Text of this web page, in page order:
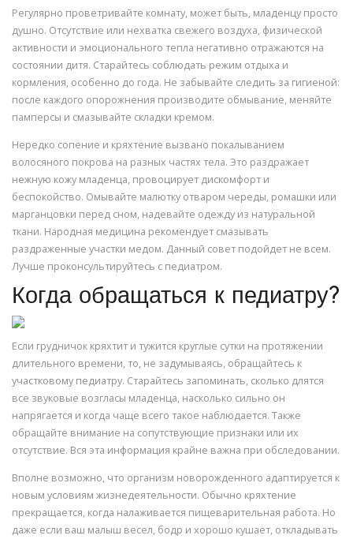
Регулярно проветривайте комнату, может быть, младенцу просто
душно. Отсутствие или нехватка свежего воздуха, физической
активности и эмоционального тепла негативно отражаются на
состоянии дитя. Старайтесь соблюдать режим отдыха и
кормления, особенно до года. Не забывайте следить за гигиеной:
после каждого опорожнения производите обмывание, меняйте
памперсы и смазывайте складки кремом.
Нередко сопение и кряхтение вызвано покалыванием
волосяного покрова на разных частях тела. Это раздражает
нежную кожу младенца, провоцирует дискомфорт и
беспокойство. Омывайте малютку отваром череды, ромашки или
марганцовки перед сном, надевайте одежду из натуральной
ткани. Народная медицина рекомендует смазывать
раздраженные участки медом. Данный совет подойдет не всем.
Лучше проконсультируйтесь с педиатром.
Когда обращаться к педиатру?
Если грудничок кряхтит и тужится круглые сутки на протяжении
длительного времени, то, не задумываясь, обращайтесь к
участковому педиатру. Старайтесь запоминать, сколько длятся
все звуковые возгласы младенца, насколько сильно он
напрягается и когда чаще всего такое наблюдается. Также
обращайте внимание на сопутствующие признаки или их
отсутствие. Вся эта информация крайне важна при обследовании.
Вполне возможно, что организм новорожденного адаптируется к
новым условиям жизнедеятельности. Обычно кряхтение
прекращается, когда налаживается пищеварительная работа. Но
даже если ваш малыш весел, бодр и хорошо кушает, откладывать